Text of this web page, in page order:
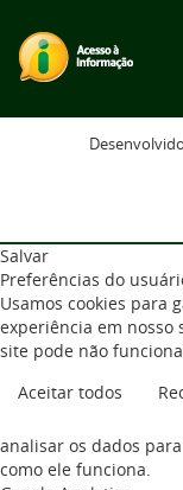
Salvar
Preferências do
Usamos cookies para
experiência em nosso
site pode não
Aceitar todos
analisar os dados
como ele funciona.